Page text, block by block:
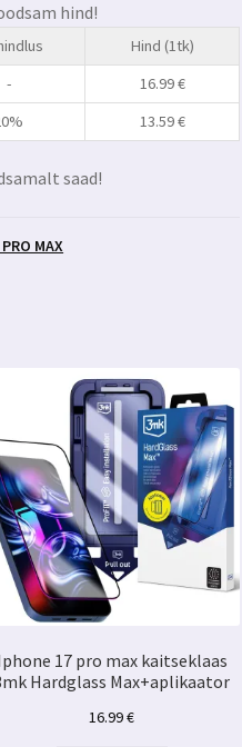
hind!
Hind (1tk)
- 16.99€
13.59€
saad!
MAX
17 pro max kaitseklaas
Hardglass Max+aplikaator
16.99€